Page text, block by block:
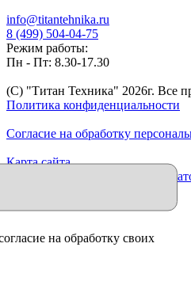
info@titantehnika.ru
8 (499) 504-04-75
Режим работы:
Пн - Пт: 8.30-17.30
(C) "Титан Техника" 2026г. Все
Политика конфиденциальности
Согласие на обработку
Карта сайта
Продвижение сайта
на обработку своих